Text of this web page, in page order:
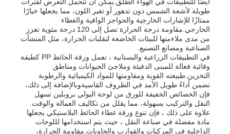
طويلة لأشعة الشمس دون تدهور أو تغير اللون، مما يجعلها خيارًا
ممتازًا للإشارات الخارجية والحواجز الواقية والغطاء
الخارجي.مقاومة درجة الحرارة تصل إلى 120 درجة مئوية تعزز
من مدى ملاءمتها للبيئات الخاضعة لتقلبات الحرارة، مثل المنشآت
الصناعية ومصانع التصنيع.
في التطبيقات الزراعية والبستانية ، تعمل ورقة الحائط PP كطبقة
وقائية فعالة للمبنى الدفيئة وملاجئ الحيوانات ومناطق
التخزين.طبيعته القوية ومقاومتها للمواد الكيميائية والرطوبة
تضمن أداءً طويل الأمد في الظروف القاسيةوبالإضافة إلى ذلك،
فإن الخصائص الخفيفة للورق من لوحة البولي بروبلين تسهل
النقل والتركيب بسهولة، مما يقلل من تكاليف العمالة والوقت.
علاوة على ذلك ، فإن تنوع ورقة غطاء الحائط البلاستيكي يجعلها
مادة مفضلة في صناعة النقل ، حيث يتم استخدامها لللوحات
الداخلية في المركبات والقوارب والحاويات.مقاومة الحرارة،